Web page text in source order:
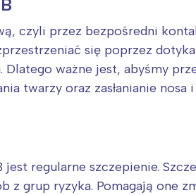
czyli przez bezpośredni
się poprzez
ważne jest, abyśmy
twarzy oraz zasłanianie nosa
regularne szczepienie.
z grup ryzyka. Pomagają one
z tego regionu:
Śląsk